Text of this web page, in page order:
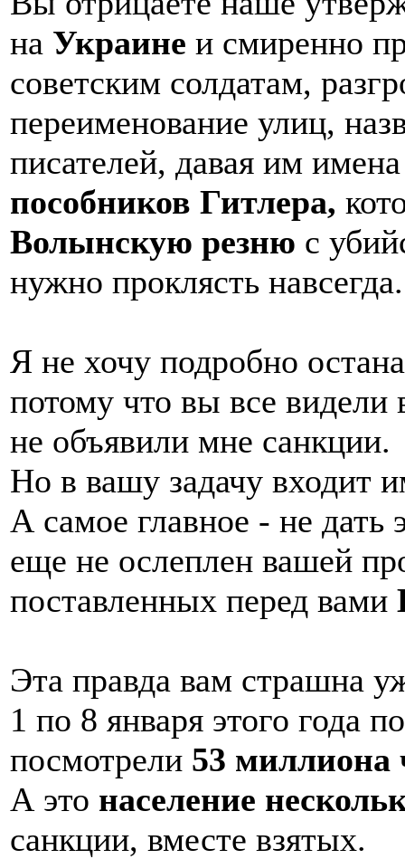
на Украине и смиренно
советским солдатам,
переименование улиц,
писателей, давая им
пособников Гитлера,
Волынскую резню с
нужно проклясть навсегда.
Я не хочу подробно
потому что вы все
не объявили мне санкции.
Но в вашу задачу входит
А самое главное - не дать
еще не ослеплен вашей
поставленных перед вами
Эта правда вам страшна
1 по 8 января этого года
посмотрели 53 миллиона
А это население
санкции, вместе взятых.